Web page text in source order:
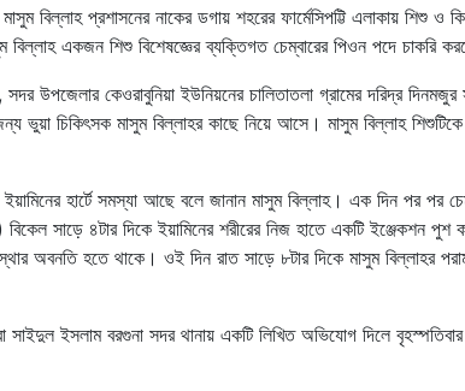
মাসুম বিল্লাহ প্রশাসনের নাকের ডগায় শহরের ফার্মেসিপট্টি এলাকায় শিশু
একজন শিশু বিশেষজ্ঞের ব্যক্তিগত চেম্বারের পিওন পদে চাকরি
উপজেলার কেওরাবুনিয়া ইউনিয়নের চালিতাতলা গ্রামের দরিদ্র
জন্য ভুয়া চিকিৎসক মাসুম বিল্লাহর কাছে নিয়ে আসে। মাসুম বিল্লাহ
ইয়ামিনের হার্টে সমস্যা আছে বলে জানান মাসুম বিল্লাহ। এক দিন পর পর
বিকেল সাড়ে ৪টার দিকে ইয়ামিনের শরীরের নিজ হাতে একটি ইঞ্জেকশন
অবনতি হতে থাকে। ওই দিন রাত সাড়ে ৮টার দিকে মাসুম বিল্লাহর
সাইদুল ইসলাম বরগুনা সদর থানায় একটি লিখিত অভিযোগ দিলে